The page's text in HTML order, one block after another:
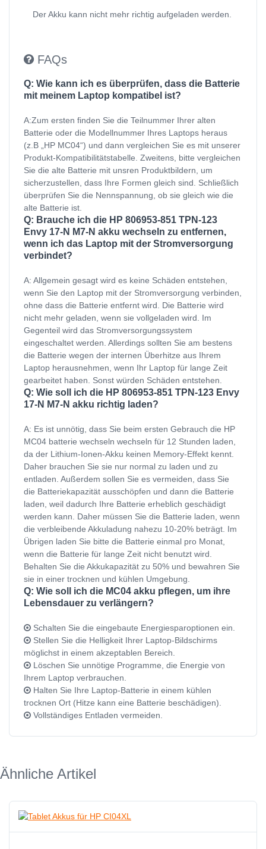
Der Akku kann nicht mehr richtig aufgeladen werden.
FAQs
Q: Wie kann ich es überprüfen, dass die Batterie
mit meinem Laptop kompatibel ist?
A:Zum ersten finden Sie die Teilnummer Ihrer alten
Batterie oder die Modellnummer Ihres Laptops heraus
(z.B „HP MC04“) und dann vergleichen Sie es mit unserer
Produkt-Kompatibilitätstabelle. Zweitens, bitte vergleichen
Sie die alte Batterie mit unsren Produktbildern, um
sicherzustellen, dass Ihre Formen gleich sind. Schließlich
überprüfen Sie die Nennspannung, ob sie gleich wie die
alte Batterie ist.
Q: Brauche ich die HP 806953-851 TPN-123
Envy 17-N M7-N akku wechseln zu entfernen,
wenn ich das Laptop mit der Stromversorgung
verbindet?
A: Allgemein gesagt wird es keine Schäden entstehen,
wenn Sie den Laptop mit der Stromversorgung verbinden,
ohne dass die Batterie entfernt wird. Die Batterie wird
nicht mehr geladen, wenn sie vollgeladen wird. Im
Gegenteil wird das Stromversorgungssystem
eingeschaltet werden. Allerdings sollten Sie am bestens
die Batterie wegen der internen Überhitze aus Ihrem
Laptop herausnehmen, wenn Ihr Laptop für lange Zeit
gearbeitet haben. Sonst würden Schäden entstehen.
Q: Wie soll ich die HP 806953-851 TPN-123 Envy
17-N M7-N akku richtig laden?
A: Es ist unnötig, dass Sie beim ersten Gebrauch die HP
MC04 batterie wechseln wechseln für 12 Stunden laden,
da der Lithium-Ionen-Akku keinen Memory-Effekt kennt.
Daher brauchen Sie sie nur normal zu laden und zu
entladen. Außerdem sollen Sie es vermeiden, dass Sie
die Batteriekapazität ausschöpfen und dann die Batterie
laden, weil dadurch Ihre Batterie erheblich geschädigt
werden kann. Daher müssen Sie die Batterie laden, wenn
die verbleibende Akkuladung nahezu 10-20% beträgt. Im
Übrigen laden Sie bitte die Batterie einmal pro Monat,
wenn die Batterie für lange Zeit nicht benutzt wird.
Behalten Sie die Akkukapazität zu 50% und bewahren Sie
sie in einer trocknen und kühlen Umgebung.
Q: Wie soll ich die MC04 akku pflegen, um ihre
Lebensdauer zu verlängern?
Schalten Sie die eingebaute Energiesparoptionen ein.
Stellen Sie die Helligkeit Ihrer Laptop-Bildschirms
möglichst in einem akzeptablen Bereich.
Löschen Sie unnötige Programme, die Energie von
Ihrem Laptop verbrauchen.
Halten Sie Ihre Laptop-Batterie in einem kühlen
trocknen Ort (Hitze kann eine Batterie beschädigen).
Vollständiges Entladen vermeiden.
Ähnliche Artikel